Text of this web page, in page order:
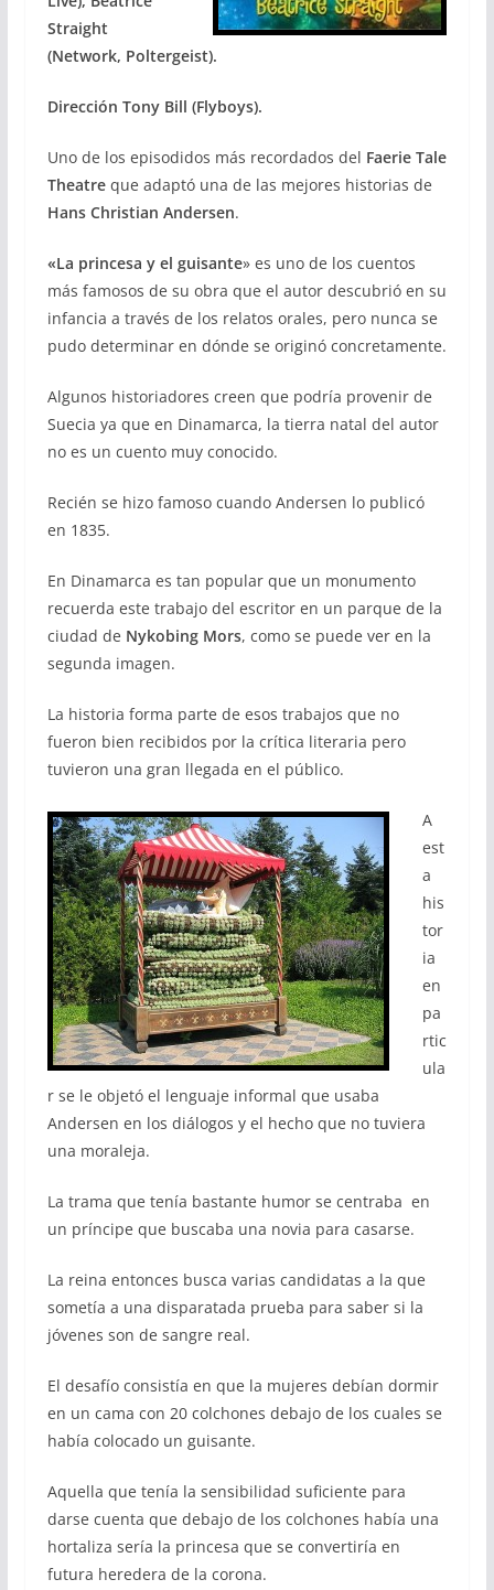
Straight
(Network, Poltergeist).
Dirección Tony Bill (Flyboys).
Uno de los episodidos más recordados del Faerie Tale
Theatreque adaptó una de las mejores historias de
Hans Christian Andersen.
«La princesa y el guisante» es uno de los cuentos
más famosos de su obra que el autor descubrió en su
infancia a través de los relatos orales, pero nunca se
pudo determinar en dónde se originó concretamente.
Algunos historiadores creen que podría provenir de
Suecia ya que en Dinamarca, la tierra natal del autor
no es un cuento muy conocido.
Recién se hizo famoso cuando Andersen lo publicó
en 1835.
En Dinamarca es tan popular que un monumento
recuerda este trabajo del escritor en un parque de la
ciudad de Nykobing Mors, como se puede ver en la
segunda imagen.
La historia forma parte de esos trabajos que no
fueron bien recibidos por la crítica literaria pero
tuvieron una gran llegada en el público.
A
est
a
his
tor
ia
en
pa
rtic
ula
r se le objetó el lenguaje informal que usaba
Andersen en los diálogos y el hecho que no tuviera
una moraleja.
La trama que tenía bastante humor se centraba en
un príncipe que buscaba una novia para casarse.
La reina entonces busca varias candidatas a la que
sometía a una disparatada prueba para saber si la
jóvenes son de sangre real.
El desafío consistía en que la mujeres debían dormir
en un cama con 20 colchones debajo de los cuales se
había colocado un guisante.
Aquella que tenía la sensibilidad suficiente para
darse cuenta que debajo de los colchones había una
hortaliza sería la princesa que se convertiría en
futura heredera de la corona.